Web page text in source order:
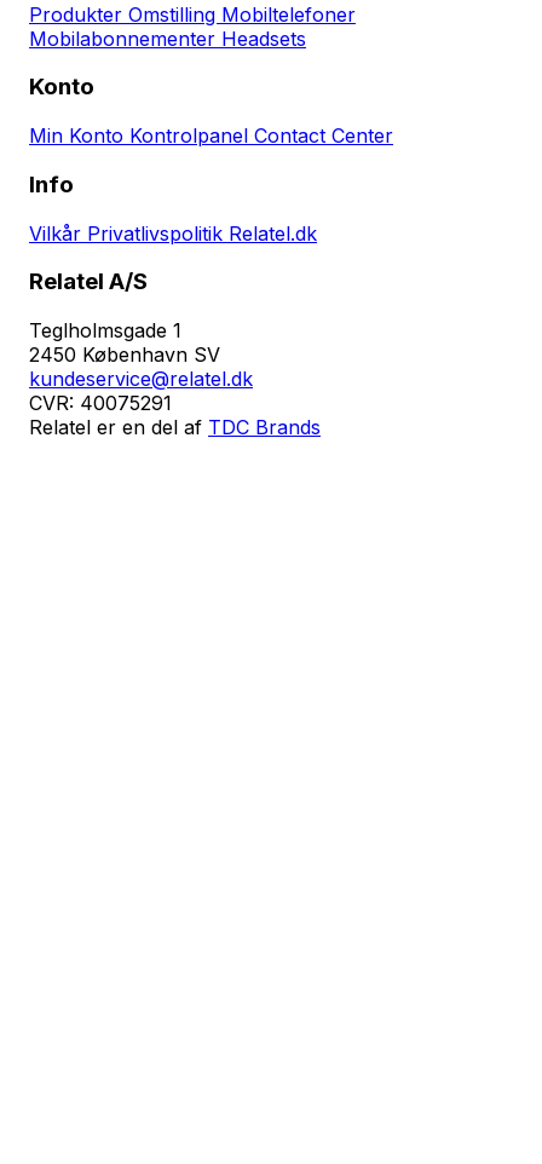
Produkter Omstilling Mobiltelefoner
Mobilabonnementer Headsets
Konto
Min Konto Kontrolpanel Contact Center
Info
Vilkår Privatlivspolitik Relatel.dk
Relatel A/S
Teglholmsgade 1
2450 København SV
kundeservice@relatel.dk
CVR: 40075291
Relatel er en del af TDC Brands